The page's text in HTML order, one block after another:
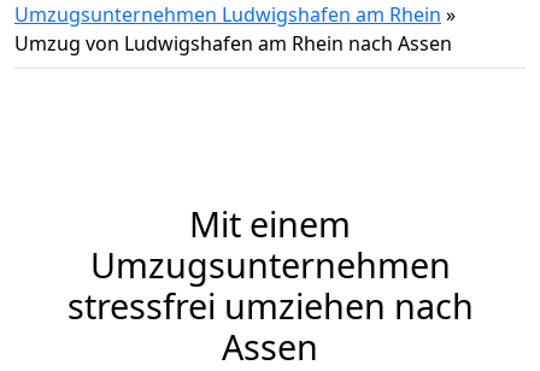
Umzugsunternehmen Ludwigshafen am Rhein »
Umzug von Ludwigshafen am Rhein nach Assen
Mit einem
Umzugsunternehmen
stressfrei umziehen nach
Assen